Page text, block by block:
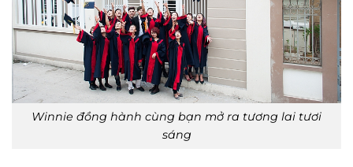
Winnie đồng hành cùng bạn mở ra tương lai tươi
sáng